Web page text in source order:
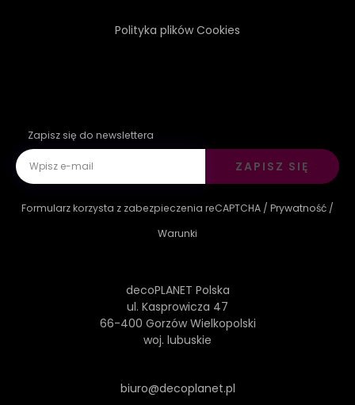
Polityka plików Cookies
Zapisz się do newslettera
ZAPISZ SIĘ
Formularz korzysta z zabezpieczenia reCAPTCHA / Prywatność /
Warunki
decoPLANET Polska
ul. Kasprowicza 47
66-400 Gorzów Wielkopolski
woj. lubuskie
biuro@decoplanet.pl